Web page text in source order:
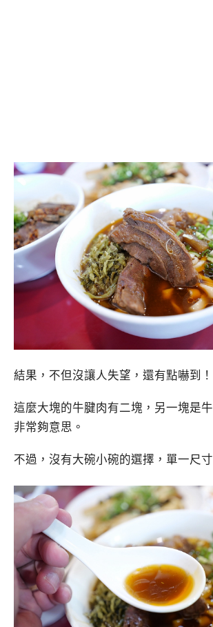
結果，不但沒讓人失望，還有點嚇到！
這麼大塊的牛腱肉有二塊，另一塊是
非常夠意思。
不過，沒有大碗小碗的選擇，單一尺寸